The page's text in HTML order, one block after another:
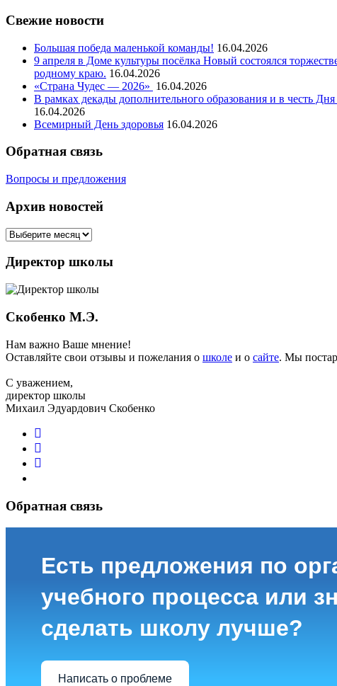
Свежие новости
Большая победа маленькой команды! 16.04.2026
9 апреля в Доме культуры посёлка Новый состоялся
родному краю. 16.04.2026
«Страна Чудес — 2026» 16.04.2026
В рамках декады дополнительного образования и в честь
16.04.2026
Всемирный День здоровья 16.04.2026
Обратная связь
Вопросы и предложения
Архив новостей
Директор школы
Скобенко М.Э.
Нам важно Ваше мнение!
Оставляйте свои отзывы и пожелания о школе и о сайте. Мы
С уважением,
директор школы
Михаил Эдуардович Скобенко
Обратная связь
Есть предложения по
учебного процесса или
сделать школу лучше?
Написать о проблеме